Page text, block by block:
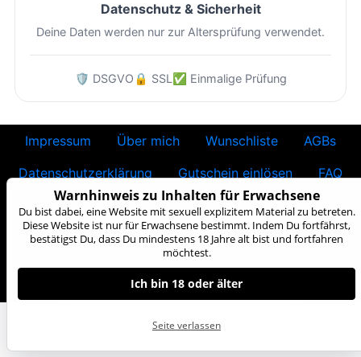
Datenschutz & Sicherheit
Deine Daten werden nur zur Altersprüfung verwendet.
🛡️ DSGVO 🔒 SSL ✅ Einmalige Prüfung
Impressum Über mich Wunschliste
AGBs
Datenschutzerklärung
Gutschein einlösen
FAQ
18 U.S.C. 2257
FACEBOOK|TWITTER
Alle Models sind mindestens 18 Jahre oder älter /Record-Keeping Requirements
CMS System by SUSI.CASH
Warnhinweis zu Inhalten für Erwachsene
Du bist dabei, eine Website mit sexuell explizitem Material zu betreten.
Diese Website ist nur für Erwachsene bestimmt. Indem Du fortfährst,
bestätigst Du, dass Du mindestens 18 Jahre alt bist und fortfahren
möchtest.
Ich bin 18 oder älter
Seite verlassen